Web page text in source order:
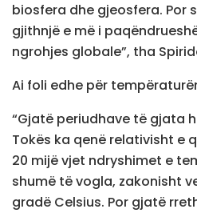
biosfera dhe gjeosfera. Por
gjithnjë e më i
ngrohjes globale”, tha
Ai foli edhe për
“Gjatë periudhave të gjata
Tokës ka qenë relativisht e
20 mijë vjet ndryshimet e
shumë të vogla, zakonisht
gradë Celsius. Por gjatë